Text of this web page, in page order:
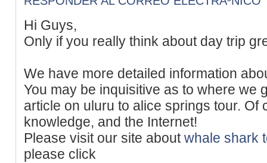
Hi Guys,
Only if you really think about day trip
We have more detailed information
You may be inquisitive as to where we
article on uluru to alice springs tour. Of
knowledge, and the Internet!
Please visit our site aboutwhale shark
please click